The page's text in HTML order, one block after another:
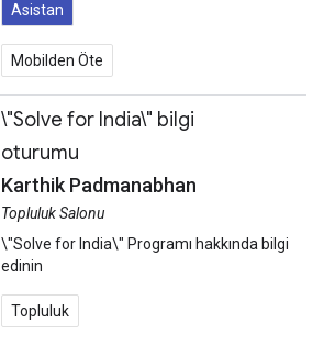
Asistan
Mobilden Öte
\"Solve for India\" bilgi
oturumu
Karthik Padmanabhan
Topluluk Salonu
\"Solve for India\" Programı hakkında bilgi
edinin
Topluluk